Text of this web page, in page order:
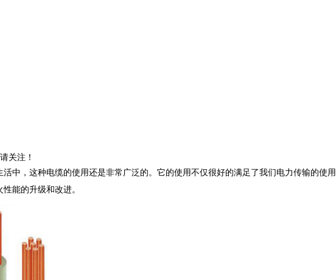
关注！
中，这种电缆的使用还是非常广泛的。它的使用不仅很好的满足了我们电力传输的使用
能的升级和改进。